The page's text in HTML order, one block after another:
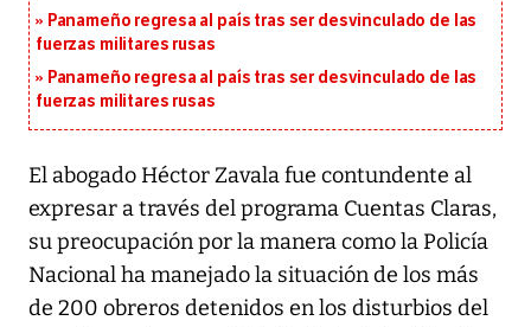
Panameño regresa al país tras ser desvinculado de las
fuerzas militares rusas
Panameño regresa al país tras ser desvinculado de las
fuerzas militares rusas
El abogado Héctor Zavala fue contundente al
expresar a través del programa Cuentas Claras,
su preocupación por la manera como la Policía
Nacional ha manejado la situación de los más
de 200 obreros detenidos en los disturbios del